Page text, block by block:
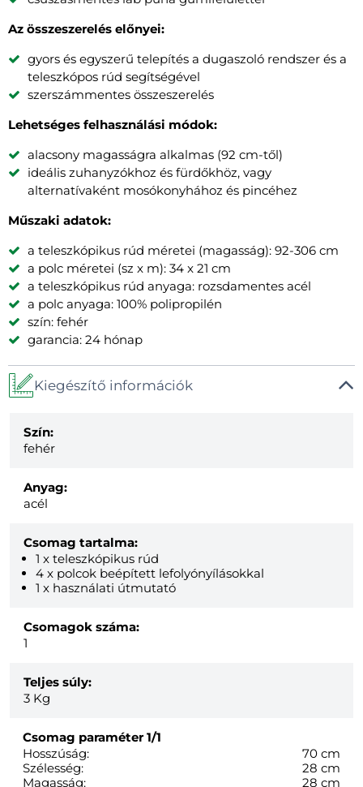
Az összeszerelés előnyei:
gyors és egyszerű telepítés a dugaszoló rendszer és a
teleszkópos rúd segítségével
szerszámmentes összeszerelés
Lehetséges felhasználási módok:
alacsony magasságra alkalmas (92 cm-től)
ideális zuhanyzókhoz és fürdőkhöz, vagy
alternatívaként mosókonyhához és pincéhez
Műszaki adatok:
a teleszkópikus rúd méretei (magasság): 92-306 cm
a polc méretei (sz x m): 34 x 21 cm
a teleszkópikus rúd anyaga: rozsdamentes acél
a polc anyaga: 100% polipropilén
szín: fehér
garancia: 24 hónap
Kiegészítő információk
Szín:
fehér
Anyag:
acél
Csomag tartalma:
1 x teleszkópikus rúd
4 x polcok beépített lefolyónyílásokkal
1 x használati útmutató
Csomagok száma:
1
Teljes súly:
3 Kg
Csomag paraméter1/1
Hosszúság:
70 cm
Szélesség:
28 cm
Magasság:
28 cm